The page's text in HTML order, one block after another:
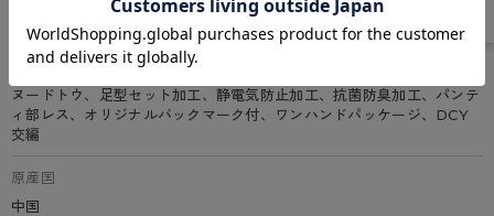
特徴
ヌードトウ、足型セット加工、静電気防止加工、抗菌防臭加工、パンテ
ィ部レス、オリジナルバックマーク付、ワンハンドパッケージ、DCY
交編
原産国
中国